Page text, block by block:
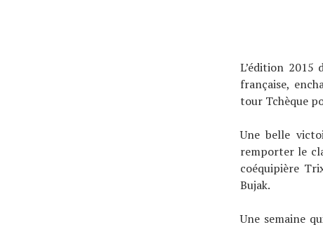
L’édition 2015
française,
tour Tchèque
Une belle
remporter le
coéquipière
Bujak.
Une semaine